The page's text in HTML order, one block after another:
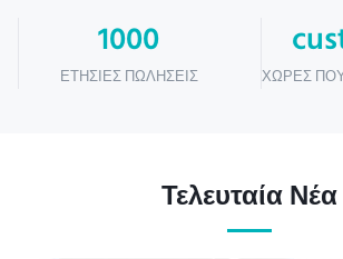
1000
ΕΤΉΣΙΕΣ ΠΩΛΉΣΕΙΣ ΧΏΡΕΣ
Τελευταία Νέα